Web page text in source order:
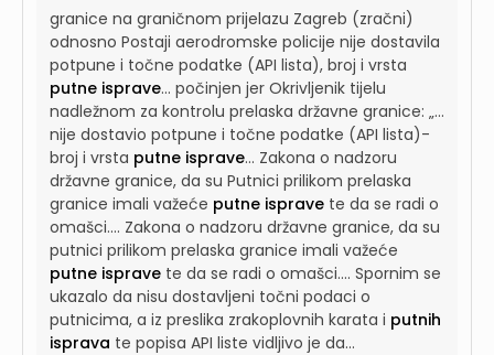
granice na graničnom prijelazu Zagreb (zračni)
odnosno Postaji aerodromske policije nije dostavila
potpune i točne podatke (API lista), broj i vrsta
putne isprave... počinjen jer Okrivljenik tijelu
nadležnom za kontrolu prelaska državne granice: „…
nije dostavio potpune i točne podatke (API lista)-
broj i vrsta putne isprave... Zakona o nadzoru
državne granice, da su Putnici prilikom prelaska
granice imali važeće putne isprave te da se radi o
omašci.... Zakona o nadzoru državne granice, da su
putnici prilikom prelaska granice imali važeće
putne isprave te da se radi o omašci.... Spornim se
ukazalo da nisu dostavljeni točni podaci o
putnicima, a iz preslika zrakoplovnih karata i putnih
isprava te popisa API liste vidljivo je da...